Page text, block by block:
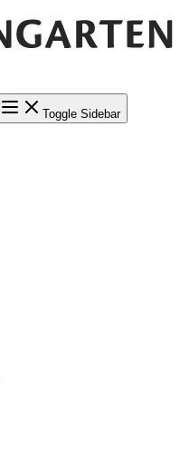
Toggle Sidebar